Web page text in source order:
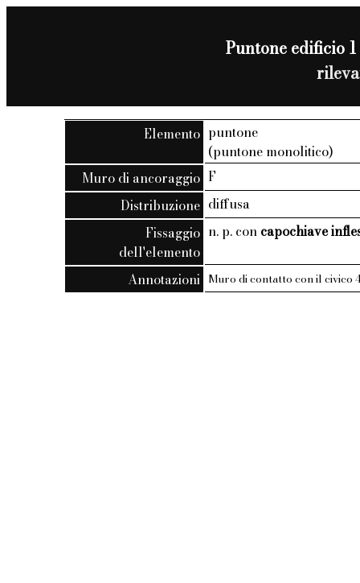
Puntone edificio
Elemento puntone
(puntone monolitico)
Muro di ancoraggio F
Distribuzione diffusa
Fissaggio
dell'elemento
n. p. con capochiave
Annotazioni Muro di contatto con il civico